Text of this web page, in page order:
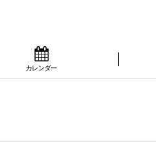
カレンダー